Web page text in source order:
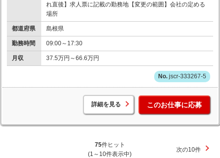
れ直後】求人票に記載の勤務地【変更の範囲】会社の定める
場所
都道府県 島根県
勤務時間 09:00～17:30
月収 37.5万円～66.6万円
jscr-333267-5
詳細を見る このお仕事に応募
75件ヒット
(1～10件表示中)
次の10件